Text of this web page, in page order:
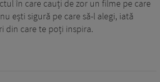
în care cauți de zor un filme pe care
ești sigură pe care să-l alegi, iată
din care te poți inspira.